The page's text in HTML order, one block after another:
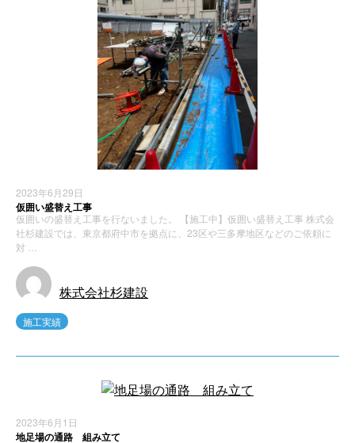
2023年6月29日
仮囲い盛替え工事
仮囲いの盛替え工事を行ないました。 【施工中】仮囲い盛替え工事 株式会
社杉建設では、東京都府中市を拠点に、23区や三多摩地区などのご依頼に
対 …
株式会社杉建設
施工実績
2023年6月1日
地足場の通路 組み立て